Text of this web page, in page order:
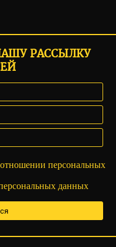
РАССЫЛКУ
персональных
данных